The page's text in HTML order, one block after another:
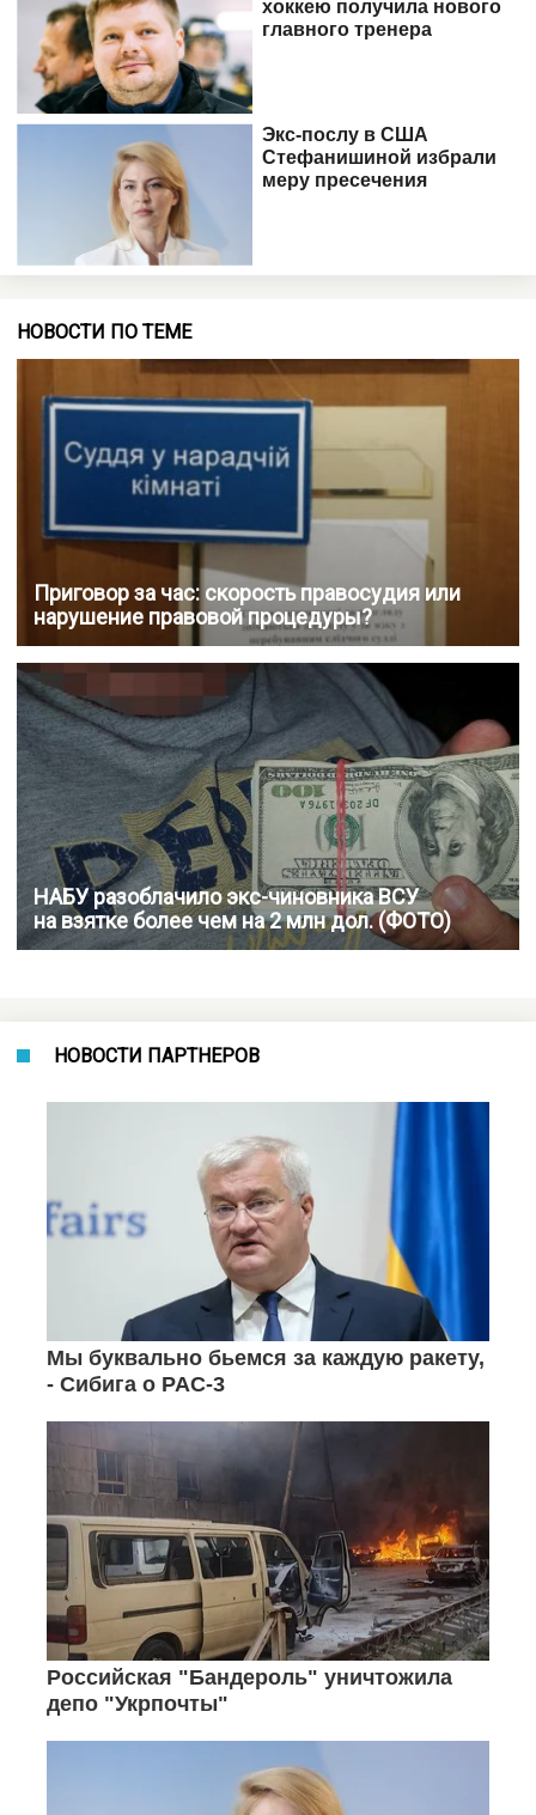
НОВОСТИ ПО ТЕМЕ
Приговор за час: скорость правосудия или
нарушение правовой процедуры?
НАБУ разоблачило экс-чиновника ВСУ
на взятке более чем на 2 млн дол. (ФОТО)
НОВОСТИ ПАРТНЕРОВ